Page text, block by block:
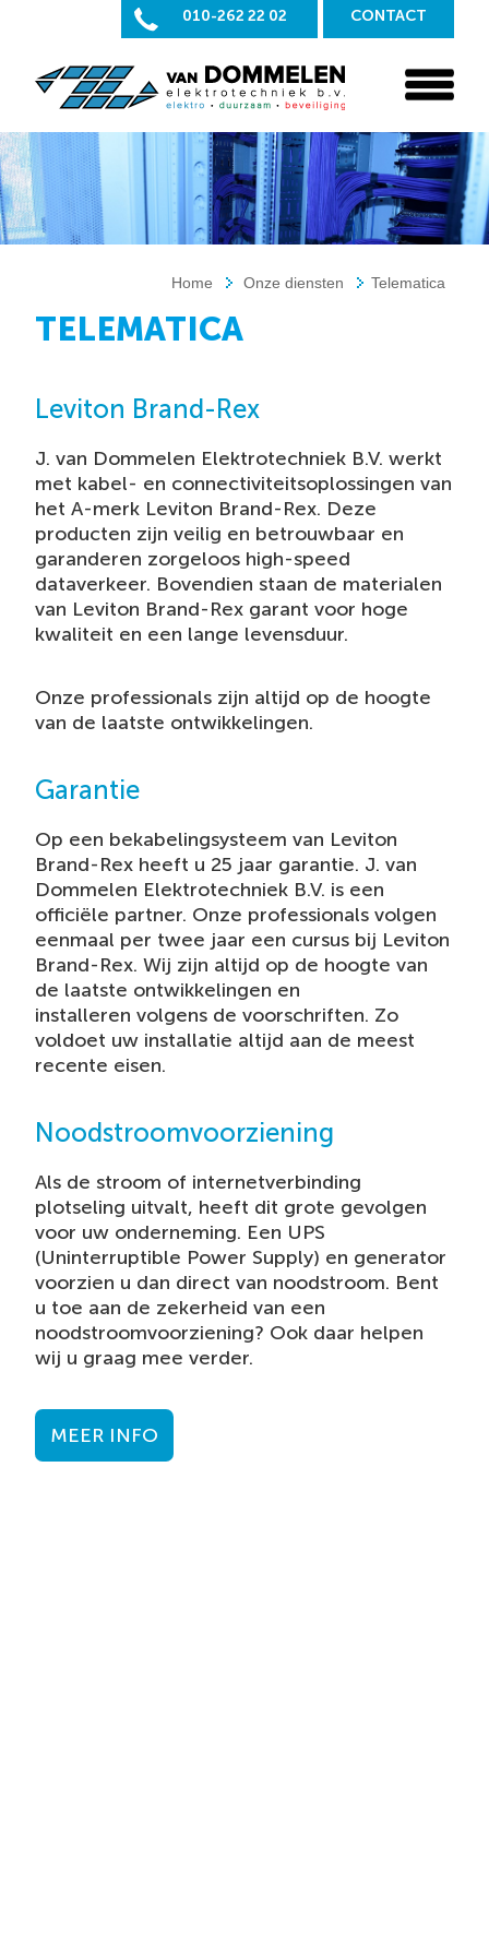
010-262 22 02 CONTACT
Home Onze diensten Telematica
TELEMATICA
Leviton Brand-Rex
J. van Dommelen Elektrotechniek B.V. werkt
met kabel- en connectiviteitsoplossingen van
het A-merk Leviton Brand-Rex. Deze
producten zijn veilig en betrouwbaar en
garanderen zorgeloos high-speed
dataverkeer. Bovendien staan de materialen
van Leviton Brand-Rex garant voor hoge
kwaliteit en een lange levensduur.
Onze professionals zijn altijd op de hoogte
van de laatste ontwikkelingen.
Garantie
Op een bekabelingsysteem van Leviton
Brand-Rex heeft u 25 jaar garantie. J. van
Dommelen Elektrotechniek B.V. is een
officiële partner. Onze professionals volgen
eenmaal per twee jaar een cursus bij Leviton
Brand-Rex. Wij zijn altijd op de hoogte van
de laatste ontwikkelingen en
installeren volgens de voorschriften. Zo
voldoet uw installatie altijd aan de meest
recente eisen.
Noodstroomvoorziening
Als de stroom of internetverbinding
plotseling uitvalt, heeft dit grote gevolgen
voor uw onderneming. Een UPS
(Uninterruptible Power Supply) en generator
voorzien u dan direct van noodstroom. Bent
u toe aan de zekerheid van een
noodstroomvoorziening? Ook daar helpen
wij u graag mee verder.
MEER INFO